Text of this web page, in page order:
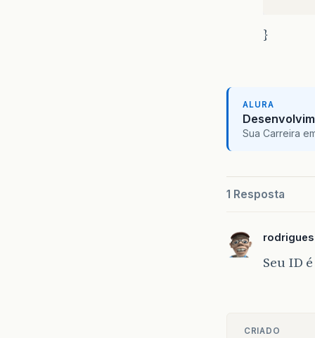
}
ALURA
Sua Carreira
1 Resposta
Seu ID é
CRIADO